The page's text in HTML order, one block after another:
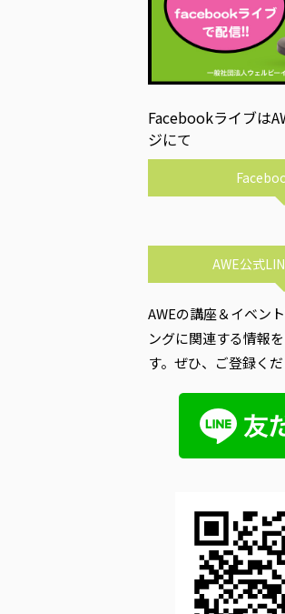
Facebookライブは
ジにて
AWE公式
AWEの講座＆イベン
ングに関連する情報
す。ぜひ、ご登録くだ